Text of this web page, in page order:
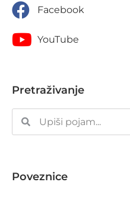
Facebook
YouTube
Pretraživanje
Poveznice